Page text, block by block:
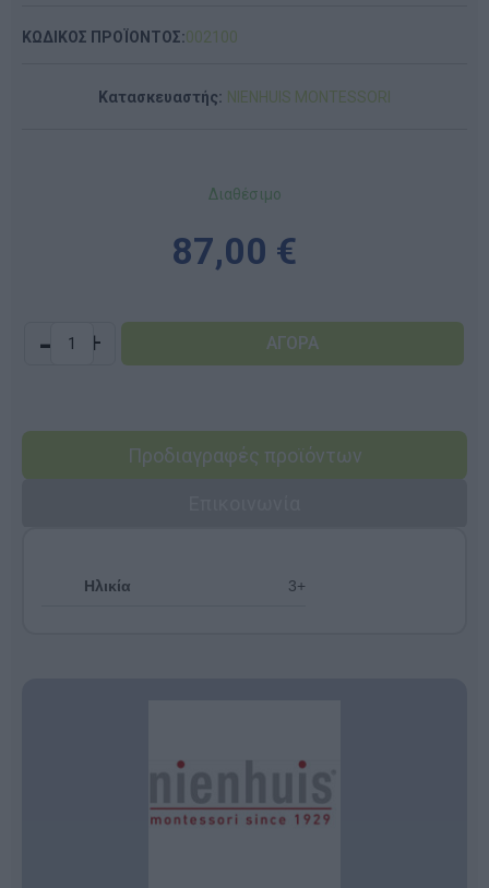
ΚΩΔΙΚΟΣ ΠΡΟΪΟΝΤΟΣ:002100
Κατασκευαστής: NIENHUIS MONTESSORI
Διαθέσιμο
87,00 €
- +
Προδιαγραφές προϊόντων
Ηλικία 3+